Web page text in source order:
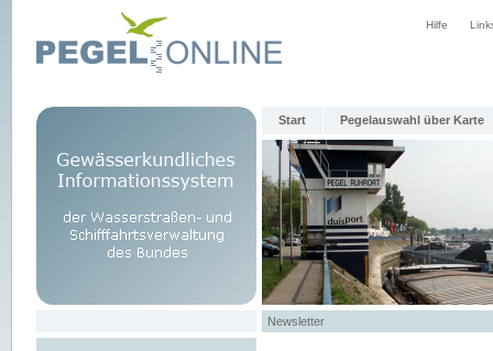
Hilfe
Start Pegelauswahl über Karte
Newsletter